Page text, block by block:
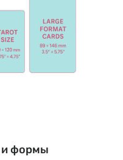
и формы